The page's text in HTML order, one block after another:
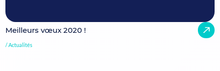
Meilleurs vœux 2020 !
Actualités